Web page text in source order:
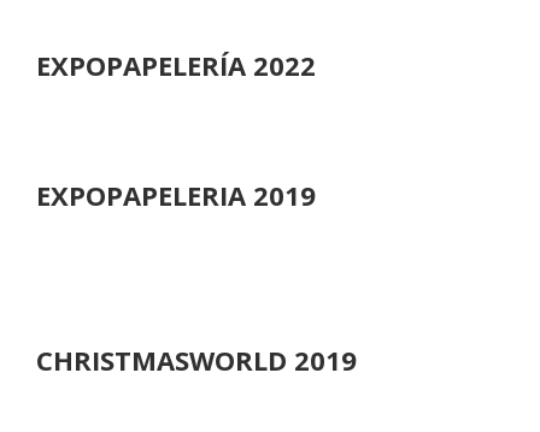
EXPOPAPELERÍA 2022
EXPOPAPELERIA 2019
CHRISTMASWORLD 2019